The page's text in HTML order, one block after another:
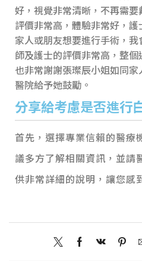
好，視覺非常清晰，不再需要
評價非常高，體驗非常好，護
家人或朋友想要進行手術，我
師及護士的評價非常高，整
也非常謝謝張璨辰小姐如同
醫院給予她鼓勵。
分享給考慮是否進行
首先，選擇專業信賴的醫療
議多方了解相關資訊，並請
供非常詳細的說明，讓您感